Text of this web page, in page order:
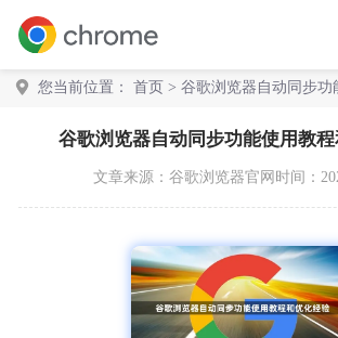
您当前位置： 首页 > 谷歌浏览器自动同步功
谷歌浏览器自动同步功能使用教
文章来源： 谷歌浏览器官网 时间：